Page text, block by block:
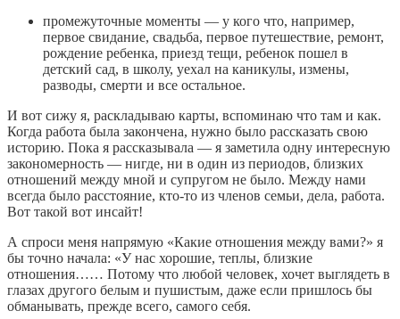
промежуточные моменты — у кого что, например,
первое свидание, свадьба, первое путешествие, ремонт,
рождение ребенка, приезд тещи, ребенок пошел в
детский сад, в школу, уехал на каникулы, измены,
разводы, смерти и все остальное.
И вот сижу я, раскладываю карты, вспоминаю что там и как.
Когда работа была закончена, нужно было рассказать свою
историю. Пока я рассказывала — я заметила одну интересную
закономерность — нигде, ни в один из периодов, близких
отношений между мной и супругом не было. Между нами
всегда было расстояние, кто-то из членов семьи, дела, работа.
Вот такой вот инсайт!
А спроси меня напрямую «Какие отношения между вами?» я
бы точно начала: «У нас хорошие, теплы, близкие
отношения…… Потому что любой человек, хочет выглядеть в
глазах другого белым и пушистым, даже если пришлось бы
обманывать, прежде всего, самого себя.